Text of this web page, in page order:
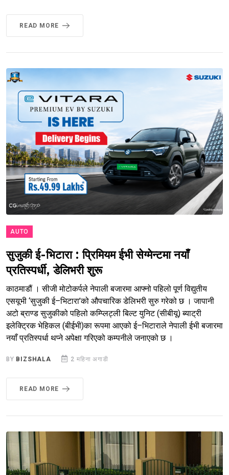
READ MORE
AUTO
सुजुकी ई-भिटारा : प्रिमियम ईभी सेग्मेन्टमा नयाँ
प्रतिस्पर्धी, डेलिभरी शुरू
काठमाडौं । सीजी मोटोकर्पले नेपाली बजारमा आफ्नो पहिलो पूर्ण विद्युतीय
एसयूभी ‘सुजुकी ई–भिटारा’को औपचारिक डेलिभरी सुरु गरेको छ । जापानी
अटो ब्राण्ड सुजुकीको पहिलो कम्प्लिट्ली बिल्ट युनिट (सीबीयू) ब्याट्री
इलेक्ट्रिक भेहिकल (बीईभी)का रूपमा आएको ई–भिटाराले नेपाली ईभी बजारमा
नयाँ प्रतिस्पर्धा थप्ने अपेक्षा गरिएको कम्पनीले जनाएको छ ।
BY BIZSHALA 2 महिना अगाडी
READ MORE